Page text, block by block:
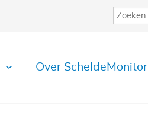
Over ScheldeMonitor